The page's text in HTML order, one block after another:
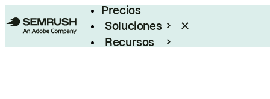
Precios
Soluciones
Recursos